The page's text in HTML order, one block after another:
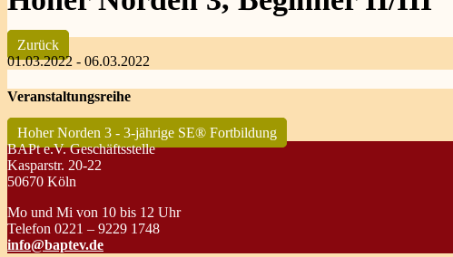
Zurück
01.03.2022 - 06.03.2022
Veranstaltungsreihe
Hoher Norden 3 - 3-jährige SE® Fortbildung
BAPt e.V. Geschäftsstelle
Kasparstr. 20-22
50670 Köln
Mo und Mi von 10 bis 12 Uhr
Telefon 0221 – 9229 1748
info@baptev.de